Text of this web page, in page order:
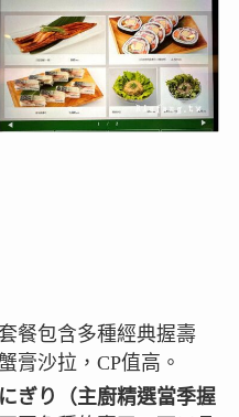
餐包含多種經典握壽
膏沙拉，CP值高。
ぎり（主廚精選當季握